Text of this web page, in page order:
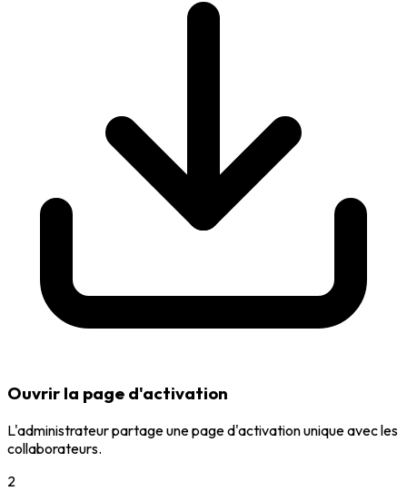
Ouvrir la page d'activation
L'administrateur partage une page d'activation unique avec les
collaborateurs.
2